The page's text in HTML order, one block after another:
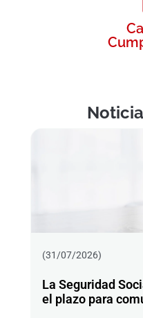
(31/07/2026)
La Seguridad
el plazo para